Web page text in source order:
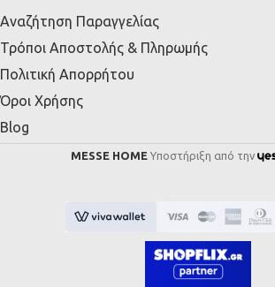
Αναζήτηση Παραγγελίας
Τρόποι Αποστολής & Πληρωμής
Πολιτική Απορρήτου
Όροι Χρήσης
Blog
MESSE HOME Υποστήριξη από την